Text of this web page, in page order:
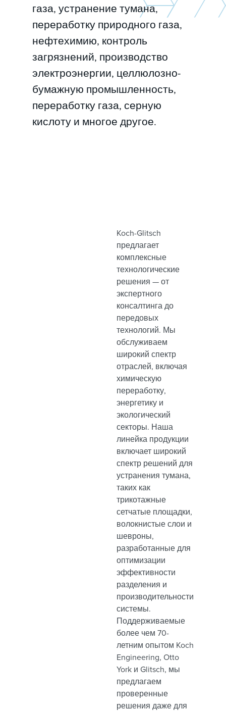
газа, устранение тумана,
переработку природного газа,
нефтехимию, контроль
загрязнений, производство
электроэнергии, целлюлозно-
бумажную промышленность,
переработку газа, серную
кислоту и многое другое.
Koch-Glitsch
предлагает
комплексные
технологические
решения — от
экспертного
консалтинга до
передовых
технологий. Мы
обслуживаем
широкий спектр
отраслей, включая
химическую
переработку,
энергетику и
экологический
секторы. Наша
линейка продукции
включает широкий
спектр решений для
устранения тумана,
таких как
трикотажные
сетчатые площадки,
волокнистые слои и
шевроны,
разработанные для
оптимизации
эффективности
разделения и
производительности
системы.
Поддерживаемые
более чем 70-
летним опытом Koch
Engineering, Otto
York и Glitsch, мы
предлагаем
проверенные
решения даже для